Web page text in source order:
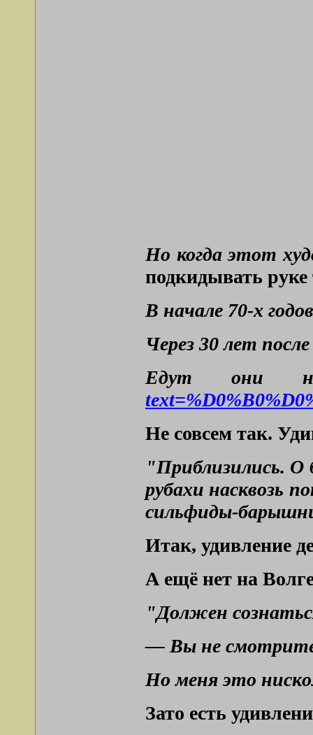
Но когда этот
подкидывать руке
В начале 70-х
Через 30 лет
Едут они
Не совсем так.
"Приблизились. О
рубахи насквозь
сильфиды-
Итак, удивление
А ещё нет на
"Дoлжeн
— Вы нe cмoтpитe,
Нo мeня этo
Зато есть